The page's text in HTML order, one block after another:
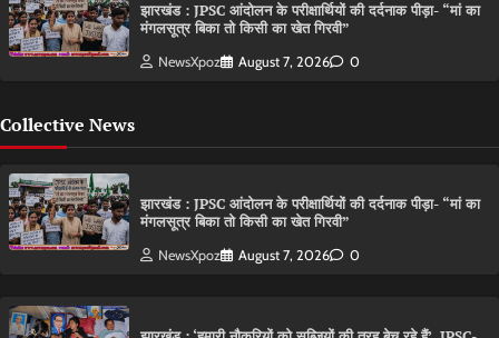
झारखंड : JPSC आंदोलन के परीक्षार्थियों की दर्दनाक पीड़ा- “मां का
मंगलसूत्र बिका तो किसी का खेत गिरवी”
NewsXpoz August 7, 2026 0
Collective News
झारखंड : JPSC आंदोलन के परीक्षार्थियों की दर्दनाक पीड़ा- “मां का
मंगलसूत्र बिका तो किसी का खेत गिरवी”
NewsXpoz August 7, 2026 0